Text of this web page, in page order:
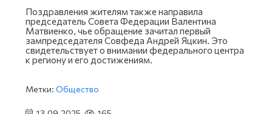
Поздравления жителям также направила
председатель Совета Федерации Валентина
Матвиенко, чье обращение зачитал первый
зампредседателя Совфеда Андрей Яцкин. Это
свидетельствует о внимании федерального центра
к региону и его достижениям.
Метки: Общество